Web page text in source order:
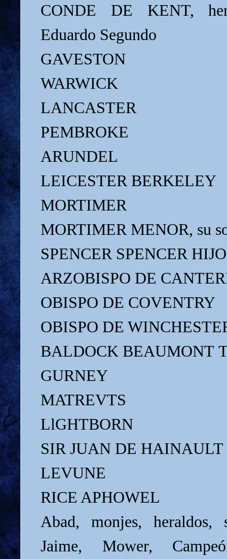
CONDE DE KENT,
Eduardo Segundo
GAVESTON
WARWICK
LANCASTER
PEMBROKE
ARUNDEL
LEICESTER BERKELEY
MORTIMER
MORTIMER MENOR, su
SPENCER SPENCER HIJO
ARZOBISPO DE
OBISPO DE COVENTRY
OBISPO DE
BALDOCK BEAUMONT
GURNEY
MATREVTS
LlGHTBORN
SIR JUAN DE HAINAULT
LEVUNE
RICE APHOWEL
Abad, monjes, heraldos,
Jaime, Mower,